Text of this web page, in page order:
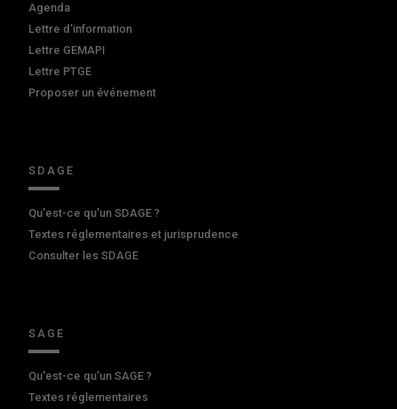
Agenda
Lettre d'information
Lettre GEMAPI
Lettre PTGE
Proposer un événement
SDAGE
Qu'est-ce qu'un SDAGE ?
Textes réglementaires et jurisprudence
Consulter les SDAGE
SAGE
Qu'est-ce qu'un SAGE ?
Textes réglementaires